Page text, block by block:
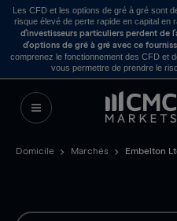
Les CFD et les options de gré à gré sont
risque élevé de perte rapide en capital en
d’investisseurs particuliers perdent de
d’options de gré à gré avec ce
comprenez le fonctionnement des CFD et
vous permettre de prendre le
Domicile Marchés Embelton